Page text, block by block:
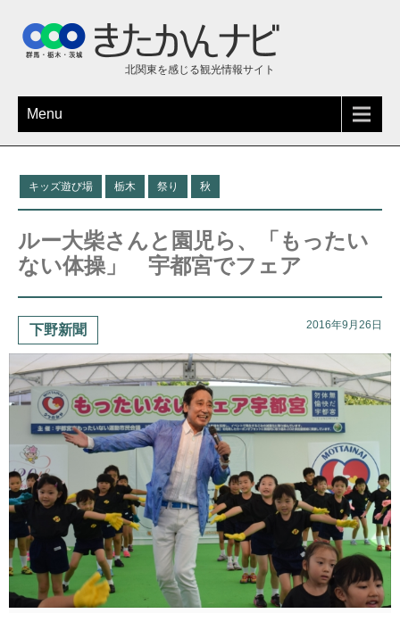
北関東を感じる観光情報サイト
Menu
キッズ遊び場 栃木 祭り 秋
ルー大柴さんと園児ら、「もったい
ない体操」 宇都宮でフェア
下野新聞 2016年9月26日